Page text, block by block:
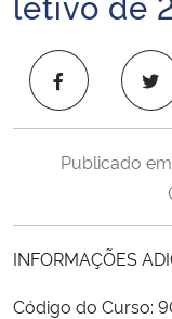
Ministério da Cidadania
Ministério da Saúde
Ministério de Minas e
Ministério da Ciência,
Ministério do Meio
Ministério do Turismo
Publicado em
INFORMAÇÕES
Código do Curso: